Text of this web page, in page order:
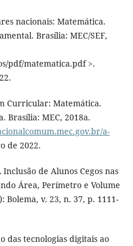
nacionais: Matemática.
Brasília: MEC/SEF,
pdf/matematica.pdf >.
Curricular: Matemática.
Brasília: MEC, 2018a.
a-
de 2022.
Inclusão de Alunos Cegos nas
Área, Perímetro e Volume
Bolema, v. 23, n. 37, p. 1111-
das tecnologias digitais ao